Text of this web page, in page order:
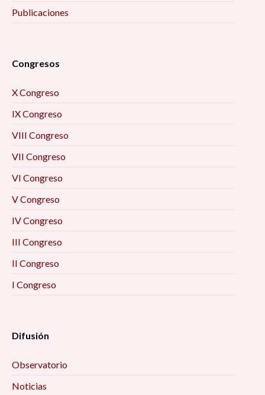
Publicaciones
Congresos
X Congreso
IX Congreso
VIII Congreso
VII Congreso
VI Congreso
V Congreso
IV Congreso
III Congreso
II Congreso
I Congreso
Difusión
Observatorio
Noticias